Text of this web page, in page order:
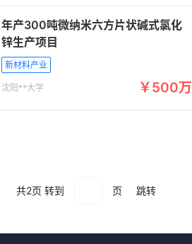
年产300吨微纳米六方片状碱式氯化
锌生产项目
新材料产业
沈阳**大学 ￥500万
共2页 转到 页